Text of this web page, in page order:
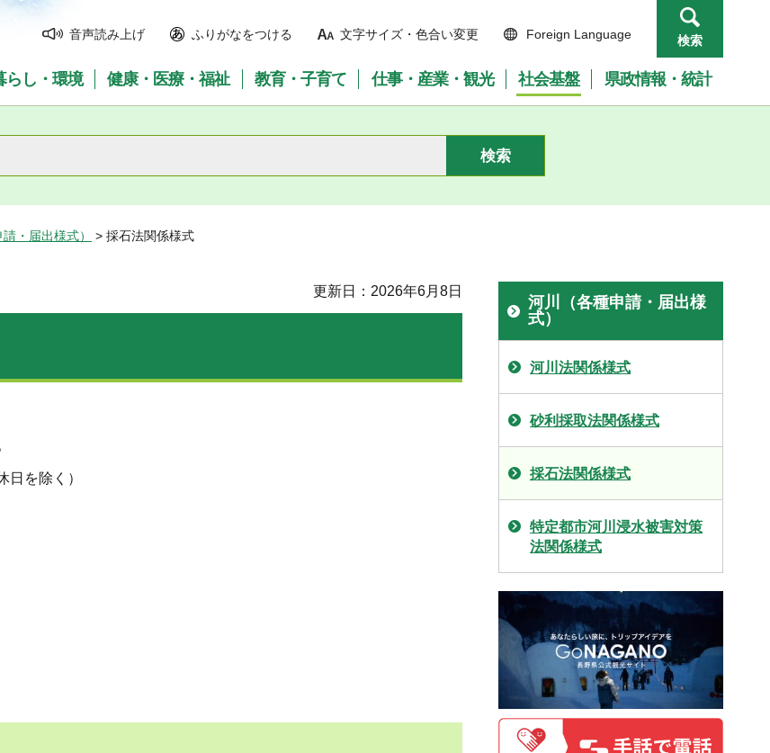
音声読み上げ ふりがなをつける 文字サイズ・色合い変更 Foreign Language 検索
らし・環境 健康・医療・福祉 教育・子育て 仕事・産業・観光 社会基盤 県政情報・統計
・届出様式） > 採石法関係様式
更新日：2026年6月8日
を除く）
河川（各種申請・届出様
式）
河川法関係様式
砂利採取法関係様式
採石法関係様式
特定都市河川浸水被害対策
法関係様式